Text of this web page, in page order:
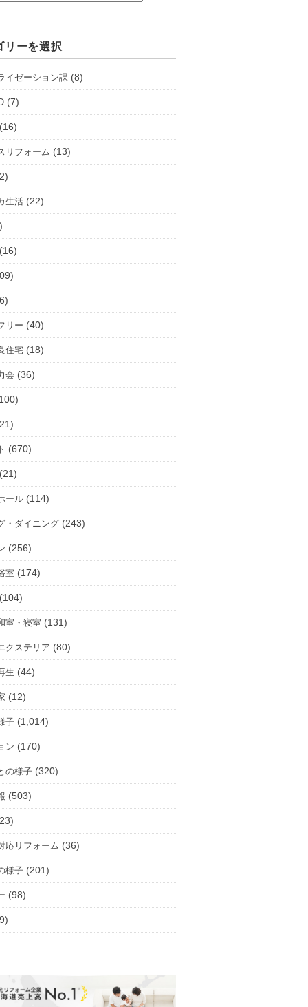
リーを選択
イゼーション課 (8)
(7)
リフォーム (13)
生活 (22)
リー (40)
住宅 (18)
会 (36)
(670)
ール (114)
・ダイニング (243)
(256)
室 (174)
室・寝室 (131)
クステリア (80)
生 (44)
(12)
子 (1,014)
ン (170)
の様子 (320)
(503)
応リフォーム (36)
様子 (201)
(98)